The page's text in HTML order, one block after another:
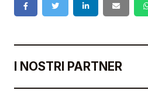
I NOSTRI PARTNER